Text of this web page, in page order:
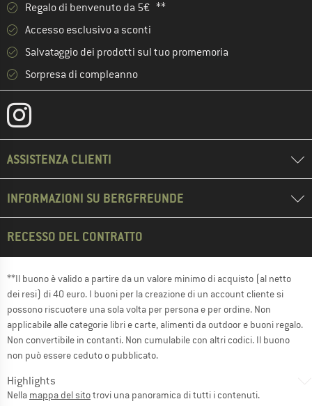
Regalo di benvenuto da 5€ **
Accesso esclusivo a sconti
Salvataggio dei prodotti sul tuo promemoria
Sorpresa di compleanno
ASSISTENZA CLIENTI
INFORMAZIONI SU BERGFREUNDE
RECESSO DEL CONTRATTO
**Il buono è valido a partire da un valore minimo di acquisto (al netto
dei resi) di 40 euro. I buoni per la creazione di un account cliente si
possono riscuotere una sola volta per persona e per ordine. Non
applicabile alle categorie libri e carte, alimenti da outdoor e buoni regalo.
Non convertibile in contanti. Non cumulabile con altri codici. Il buono
non può essere ceduto o pubblicato.
Highlights
Nella mappa del sitotrovi una panoramica di tutti i contenuti.